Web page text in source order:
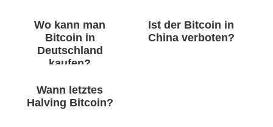
Wo kann man
Bitcoin in
Deutschland
kaufen?
Ist der Bitcoin in
China verboten?
Wann letztes
Halving Bitcoin?